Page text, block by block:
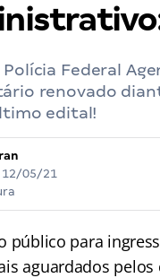
Polícia Federal
renovado
edital!
12/05/21
público para
aguardados